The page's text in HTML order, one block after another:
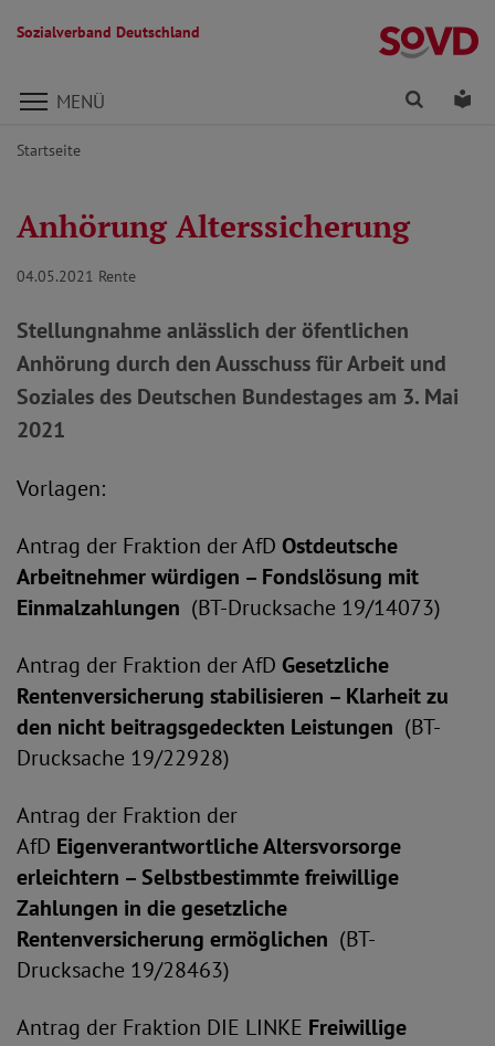
Sozialverband Deutschland
Direkt zu den Inhalten springen
MENÜ Finden
Startseite
Anhörung Alterssicherung
04.05.2021 Rente
Stellungnahme anlässlich der öfentlichen
Anhörung durch den Ausschuss für Arbeit und
Soziales des Deutschen Bundestages am 3. Mai
2021
Vorlagen:
Antrag der Fraktion der AfD Ostdeutsche
Arbeitnehmer würdigen – Fondslösung mit
Einmalzahlungen (BT-Drucksache 19/14073)
Antrag der Fraktion der AfD Gesetzliche
Rentenversicherung stabilisieren – Klarheit zu
den nicht beitragsgedeckten Leistungen (BT-
Drucksache 19/22928)
Antrag der Fraktion der
AfD Eigenverantwortliche Altersvorsorge
erleichtern – Selbstbestimmte freiwillige
Zahlungen in die gesetzliche
Rentenversicherung ermöglichen (BT-
Drucksache 19/28463)
Antrag der Fraktion DIE LINKE Freiwillige